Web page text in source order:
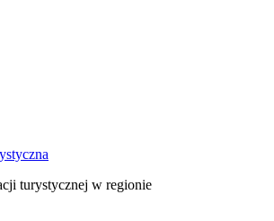
turystycznej w regionie